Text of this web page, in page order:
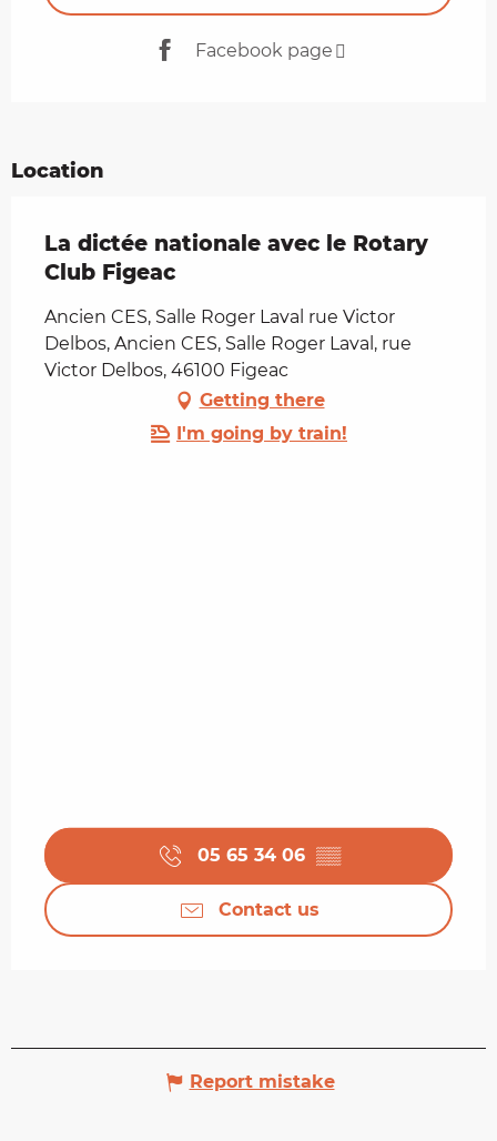
Facebook page
Location
La dictée nationale avec le Rotary
Club Figeac
Ancien CES, Salle Roger Laval rue Victor
Delbos, Ancien CES, Salle Roger Laval, rue
Victor Delbos, 46100 Figeac
Getting there
I'm going by train!
05 65 34 06 ▒▒
Contact us
Report mistake